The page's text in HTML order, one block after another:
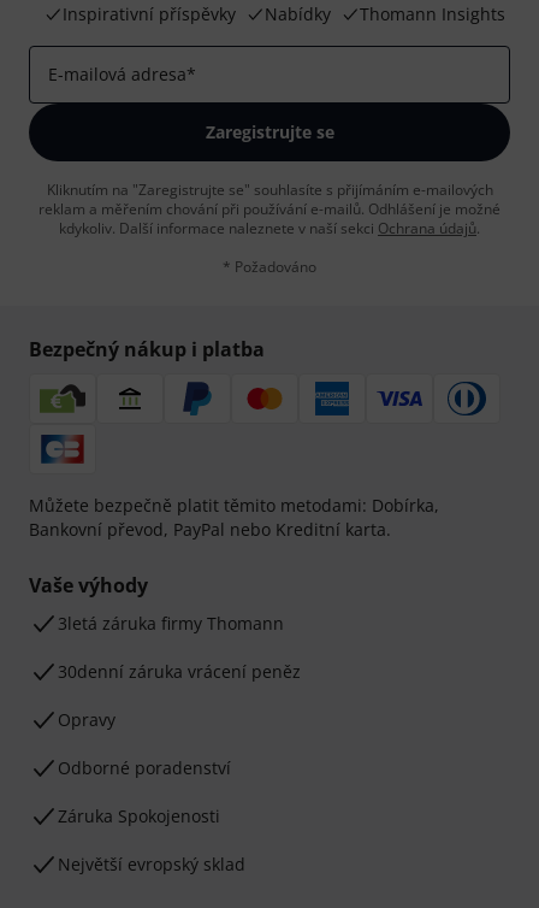
Inspirativní příspěvky
Nabídky Thomann Insights
E-mailová adresa*
Zaregistrujte se
Kliknutím na "Zaregistrujte se" souhlasíte s přijímáním e-mailových
reklam a měřením chování při používání e-mailů. Odhlášení je možné
kdykoliv. Další informace naleznete v naší sekci Ochrana údajů.
* Požadováno
Bezpečný nákup i platba
Můžete bezpečně platit těmito metodami: Dobírka,
Bankovní převod, PayPal nebo Kreditní karta.
Vaše výhody
3letá záruka firmy Thomann
30denní záruka vrácení peněz
Opravy
Odborné poradenství
Záruka Spokojenosti
Největší evropský sklad